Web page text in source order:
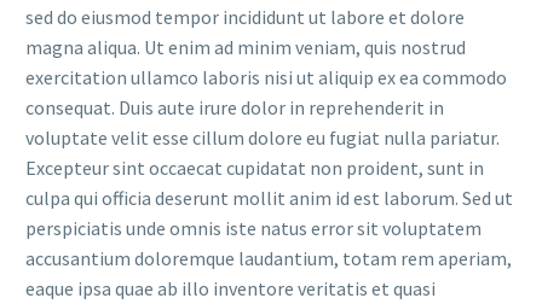
sed do eiusmod tempor incididunt ut labore et dolore
magna aliqua. Ut enim ad minim veniam, quis nostrud
exercitation ullamco laboris nisi ut aliquip ex ea commodo
consequat. Duis aute irure dolor in reprehenderit in
voluptate velit esse cillum dolore eu fugiat nulla pariatur.
Excepteur sint occaecat cupidatat non proident, sunt in
culpa qui officia deserunt mollit anim id est laborum. Sed ut
perspiciatis unde omnis iste natus error sit voluptatem
accusantium doloremque laudantium, totam rem aperiam,
eaque ipsa quae ab illo inventore veritatis et quasi